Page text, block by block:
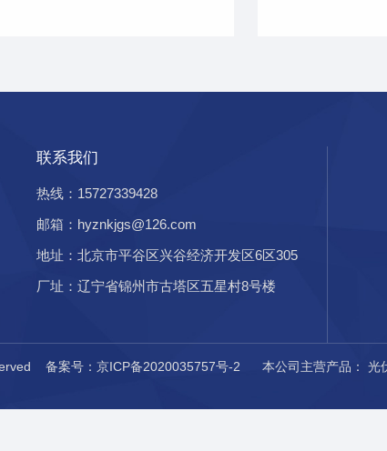
联系我们
热线：15727339428
邮箱：hyznkjgs@126.com
地址：北京市平谷区兴谷经济开发区6区305
厂址：辽宁省锦州市古塔区五星村8号楼
备案号：京ICP备2020035757号-2 本公司主营产品： 光